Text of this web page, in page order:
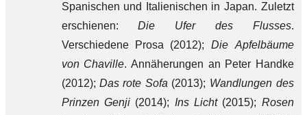
Spanischen und Italienischen in Japan. Zuletzt
erschienen: Die Ufer des Flusses.
Verschiedene Prosa (2012); Die Apfelbäume
von Chaville. Annäherungen an Peter Handke
(2012); Das rote Sofa (2013); Wandlungen des
Prinzen Genji(2014); Ins Licht(2015); Rosen